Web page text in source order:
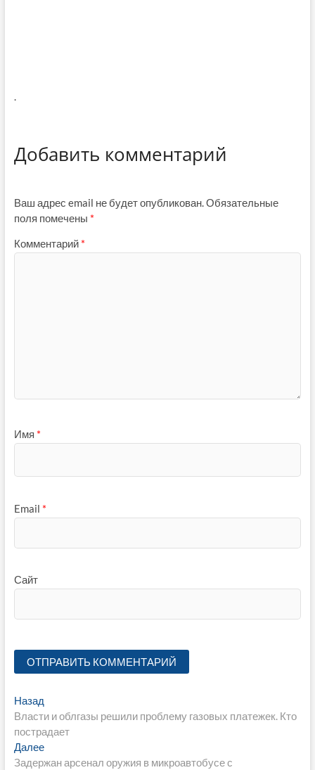
.
Добавить комментарий
Ваш адрес email не будет опубликован.Обязательные
поля помечены *
Комментарий *
Имя *
Email *
Сайт
Навигация
по
записям
НазадПредыдущая
запись:
Власти и облгазы решили проблему газовых платежек. Кто
пострадает
ДалееСледующая
запись:
Задержан арсенал оружия в микроавтобусе с